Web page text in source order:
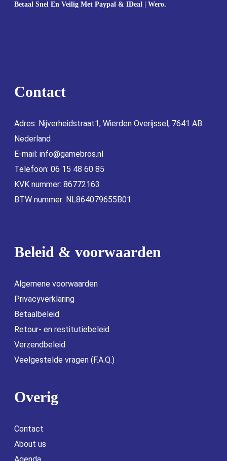
Betaal Snel En Veilig Met Paypal & IDeal | Wero.
Contact
Adres: Nijverheidstraat1, Wierden Overijssel, 7641 AB
Nederland
E-mail: info@gamebros.nl
Telefoon: 06 15 48 60 85
KVK nummer: 86772163
BTW nummer: NL864079655B01
Beleid & voorwaarden
Algemene voorwaarden
Privacyverklaring
Betaalbeleid
Retour- en restitutiebeleid
Verzendbeleid
Veelgestelde vragen (F.A.Q.)
Overig
Contact
About us